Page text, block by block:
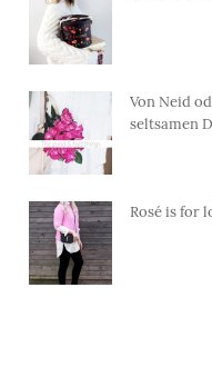
Von Neid
seltsamen
Rosé is for